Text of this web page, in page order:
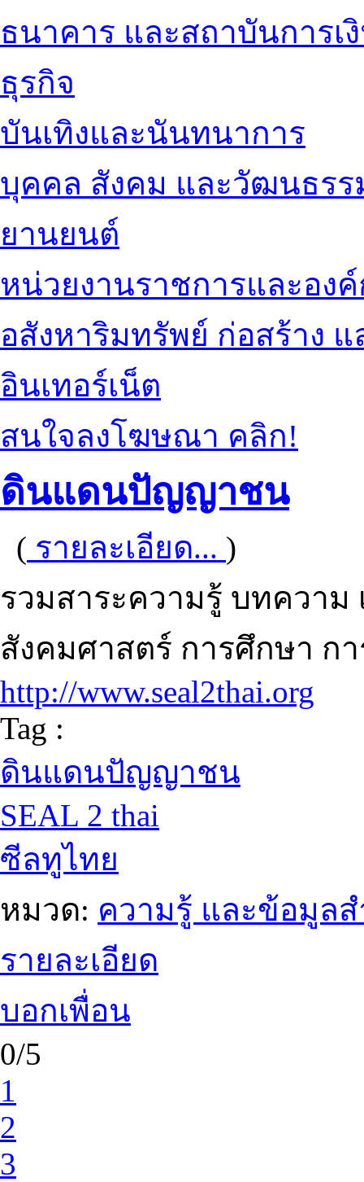
ธนาคาร และสถาบันการเ
ธุรกิจ
บันเทิงและนันทนาการ
บุคคล สังคม และวัฒนธรร
ยานยนต์
หน่วยงานราชการและอง
อสังหาริมทรัพย์ ก่อสร้าง
อินเทอร์เน็ต
สนใจลงโฆษณา คลิก!
ดินแดนปัญญาชน
( รายละเอียด... )
รวมสาระความรู้ บทความ
สังคมศาสตร์ การศึกษา ก
http://www.seal2thai.org
Tag :
ดินแดนปัญญาชน
SEAL 2 thai
ซีลทูไทย
หมวด: ความรู้ และข้อมูล
รายละเอียด
บอกเพื่อน
0/5
1
2
3